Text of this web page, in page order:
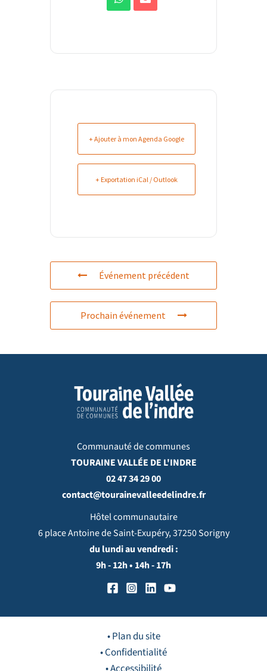
+ Ajouter à mon Agenda Google
+ Exportation iCal / Outlook
Événement précédent
Prochain événement
Communauté de communes
TOURAINE VALLÉE DE L'INDRE
02 47 34 29 00
contact@tourainevalleedelindre.fr
Hôtel communautaire
6 place Antoine de Saint-Exupéry, 37250 Sorigny
du lundi au vendredi :
9h - 12h • 14h - 17h
• Plan du site
• Confidentialité